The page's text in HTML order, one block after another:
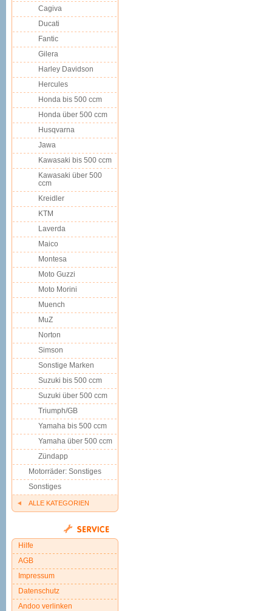
Cagiva
Ducati
Fantic
Gilera
Harley Davidson
Hercules
Honda bis 500 ccm
Honda über 500 ccm
Husqvarna
Jawa
Kawasaki bis 500 ccm
Kawasaki über 500
ccm
Kreidler
KTM
Laverda
Maico
Montesa
Moto Guzzi
Moto Morini
Muench
MuZ
Norton
Simson
Sonstige Marken
Suzuki bis 500 ccm
Suzuki über 500 ccm
Triumph/GB
Yamaha bis 500 ccm
Yamaha über 500 ccm
Zündapp
Motorräder: Sonstiges
Sonstiges
ALLE KATEGORIEN
Hilfe
AGB
Impressum
Datenschutz
Andoo verlinken